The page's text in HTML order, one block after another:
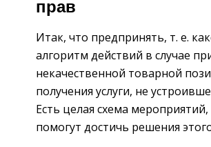
прав
Итак, что предпринять, т. е.
алгоритм действий в случае
некачественной товарной
получения услуги, не
Есть целая схема
помогут достичь решения